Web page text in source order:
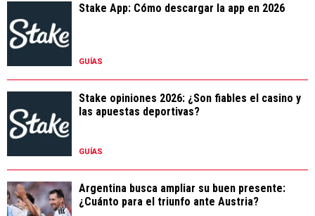
Stake App: Cómo descargar la app en 2026
GUÍAS
Stake opiniones 2026: ¿Son fiables el casino y
las apuestas deportivas?
GUÍAS
Argentina busca ampliar su buen presente:
¿Cuánto para el triunfo ante Austria?